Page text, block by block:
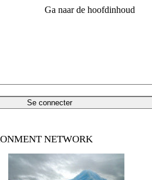
Ga naar de hoofdinhoud
Se connecter
NETWORK